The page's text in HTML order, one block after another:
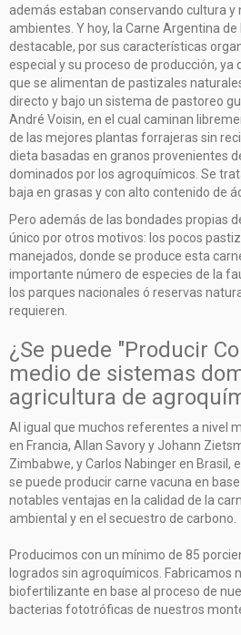
además estaban conservando cultura y
ambientes. Y hoy, la Carne Argentina
destacable, por sus características
especial y su proceso de producción, ya
que se alimentan de pastizales
directo y bajo un sistema de pastoreo
André Voisin, en el cual caminan
de las mejores plantas forrajeras sin
dieta basadas en granos provenientes
dominados por los agroquímicos. Se
baja en grasas y con alto contenido de
Pero además de las bondades propias
único por otros motivos: los pocos
manejados, donde se produce esta
importante número de especies de la
los parques nacionales ó reservas
requieren.
¿Se puede "Producir
medio de sistemas
agricultura de
Al igual que muchos referentes a nivel
en Francia, Allan Savory y Johann
Zimbabwe, y Carlos Nabinger en Brasil,
se puede producir carne vacuna en
notables ventajas en la calidad de la
ambiental y en el secuestro de carbono.
Producimos con un mínimo de 85
logrados sin agroquímicos. Fabricamos
biofertilizante en base al proceso de
bacterias fototróficas de nuestros